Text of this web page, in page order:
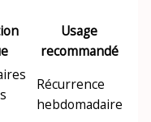
Usage
recommandé
Récurrence
hebdomadaire